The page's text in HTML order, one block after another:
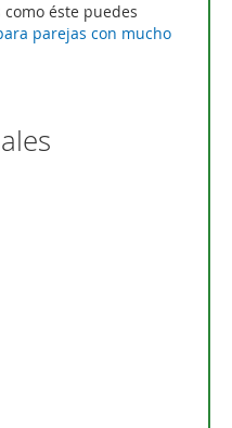
éste puedes
parejas con mucho